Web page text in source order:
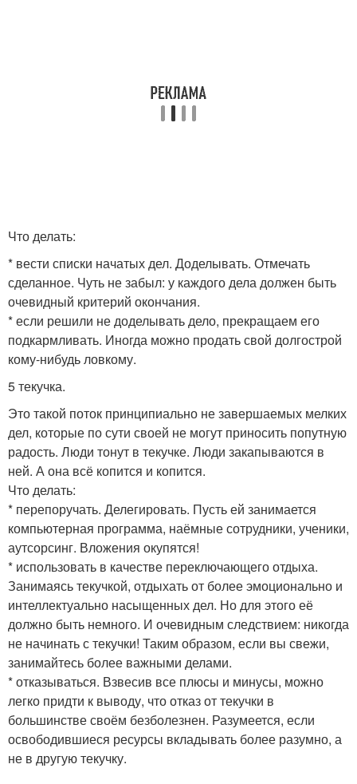
Что делать:
* вести списки начатых дел. Доделывать. Отмечать
сделанное. Чуть не забыл: у каждого дела должен быть
очевидный критерий окончания.
* если решили не доделывать дело, прекращаем его
подкармливать. Иногда можно продать свой долгострой
кому-нибудь ловкому.
5 текучка.
Это такой поток принципиально не завершаемых мелких
дел, которые по сути своей не могут приносить попутную
радость. Люди тонут в текучке. Люди закапываются в
ней. А она всё копится и копится.
Что делать:
* перепоручать. Делегировать. Пусть ей занимается
компьютерная программа, наёмные сотрудники, ученики,
аутсорсинг. Вложения окупятся!
* использовать в качестве переключающего отдыха.
Занимаясь текучкой, отдыхать от более эмоционально и
интеллектуально насыщенных дел. Но для этого её
должно быть немного. И очевидным следствием: никогда
не начинать с текучки! Таким образом, если вы свежи,
занимайтесь более важными делами.
* отказываться. Взвесив все плюсы и минусы, можно
легко придти к выводу, что отказ от текучки в
большинстве своём безболезнен. Разумеется, если
освободившиеся ресурсы вкладывать более разумно, а
не в другую текучку.